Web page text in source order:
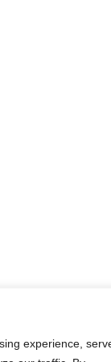
experience,